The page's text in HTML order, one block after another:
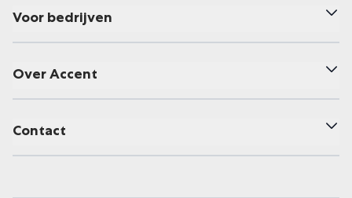
Voor bedrijven
Over Accent
Contact